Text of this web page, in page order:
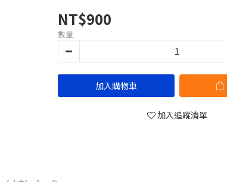
NT$900
數量
加入購物車
加入追蹤清單